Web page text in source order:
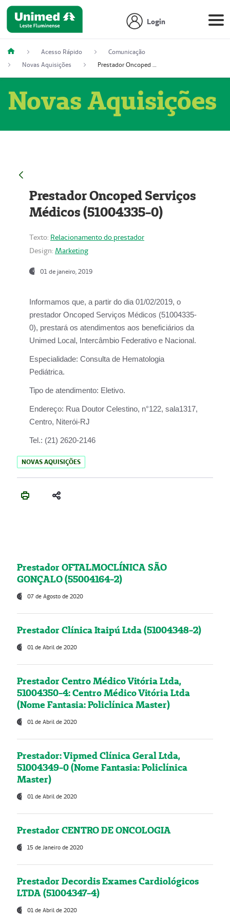
Login
Acesso Rápido
Comunicação
Novas Aquisições
Prestador Oncoped Serviços Médicos (51004335-0)
Novas Aquisições
Prestador Oncoped Serviços
Médicos (51004335-0)
Texto: Relacionamento do prestador
Design: Marketing
01 de janeiro, 2019
Informamos que, a partir do dia 01/02/2019, o
prestador Oncoped Serviços Médicos (51004335-
0), prestará os atendimentos aos beneficiários da
Unimed Local, Intercâmbio Federativo e Nacional.
Especialidade: Consulta de Hematologia
Pediátrica.
Tipo de atendimento: Eletivo.
Endereço: Rua Doutor Celestino, n°122, sala1317,
Centro, Niterói-RJ
Tel.: (21) 2620-2146
NOVAS AQUISIÇÕES
Prestador OFTALMOCLÍNICA SÃO
GONÇALO (55004164-2)
07 de Agosto de 2020
Prestador Clínica Itaipú Ltda (51004348-2)
01 de Abril de 2020
Prestador Centro Médico Vitória Ltda,
51004350-4: Centro Médico Vitória Ltda
(Nome Fantasia: Policlínica Master)
01 de Abril de 2020
Prestador: Vipmed Clínica Geral Ltda,
51004349-0 (Nome Fantasia: Policlínica
Master)
01 de Abril de 2020
Prestador CENTRO DE ONCOLOGIA
15 de Janeiro de 2020
Prestador Decordis Exames Cardiológicos
LTDA (51004347-4)
01 de Abril de 2020